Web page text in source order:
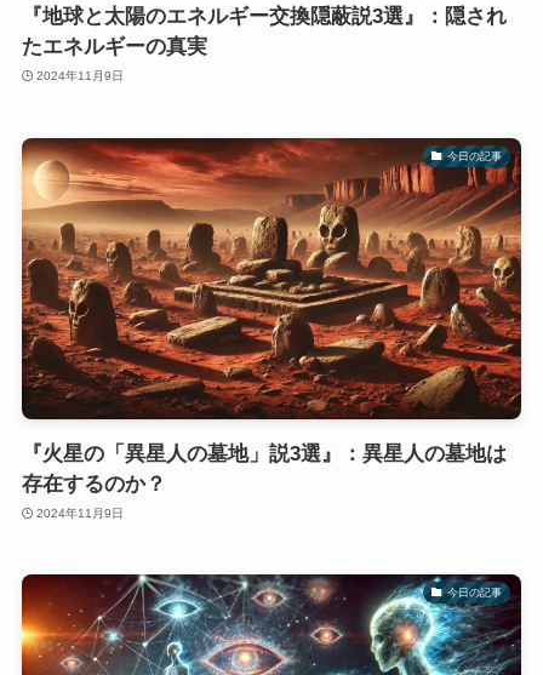
『地球と太陽のエネルギー交換隠蔽説3選』：隠され
たエネルギーの真実
2024年11月9日
今日の記事
『火星の「異星人の墓地」説3選』：異星人の墓地は
存在するのか？
2024年11月9日
今日の記事